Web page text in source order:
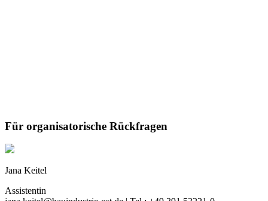
Für organisatorische Rückfragen
Jana Keitel
Assistentin